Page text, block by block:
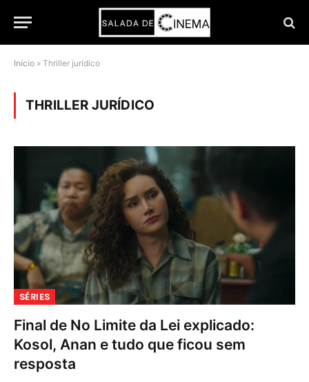
Início » Thriller jurídico
THRILLER JURÍDICO
SÉRIES
Final de No Limite da Lei explicado:
Kosol, Anan e tudo que ficou sem
resposta